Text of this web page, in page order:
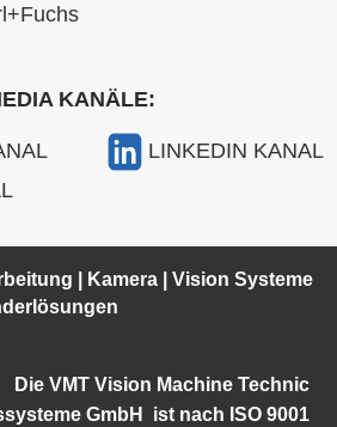
KANÄLE:
LINKEDIN KANAL
Kamera |Vision Systeme
Die VMT Vision Machine Technic
GmbH istnach ISO 9001